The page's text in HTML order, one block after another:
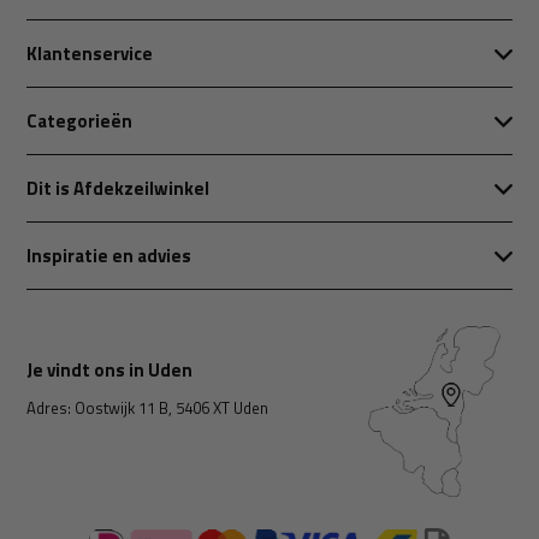
Klantenservice
Categorieën
Dit is Afdekzeilwinkel
Inspiratie en advies
Je vindt ons in Uden
Adres: Oostwijk 11 B, 5406 XT Uden